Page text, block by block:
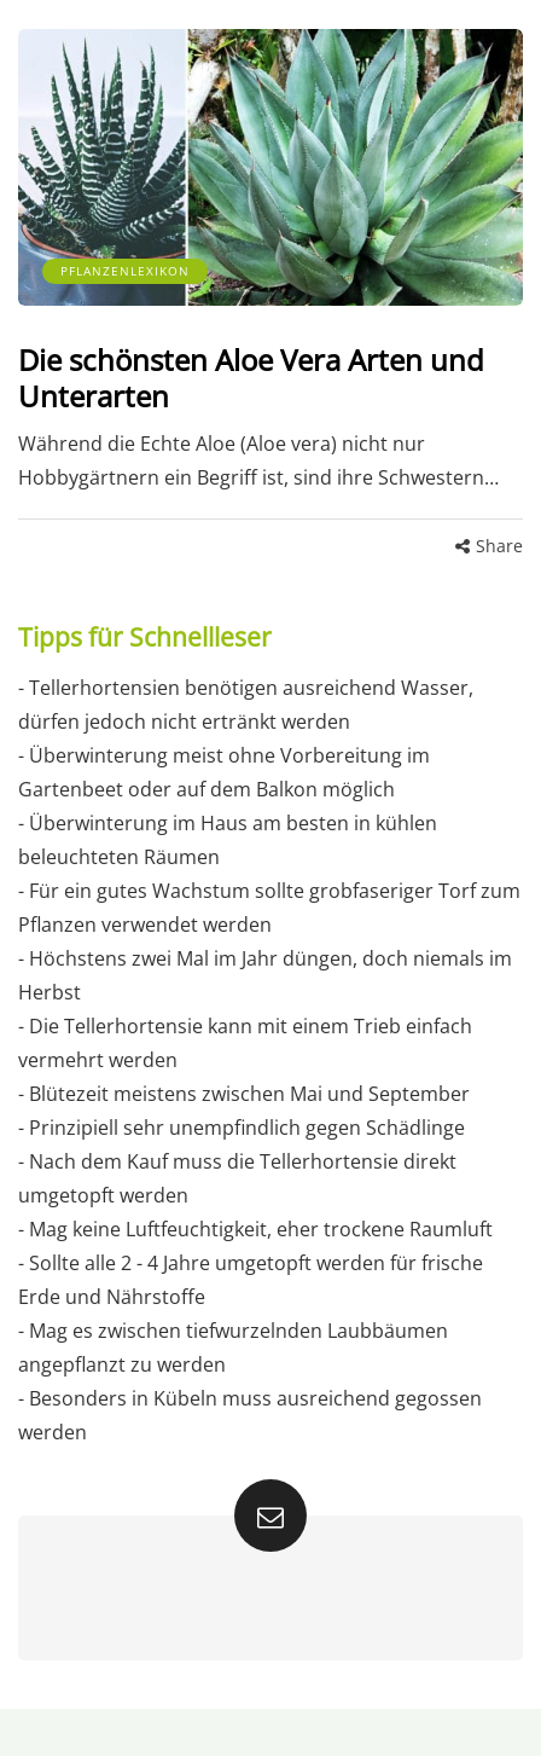
PFLANZENLEXIKON
Die schönsten Aloe Vera Arten und
Unterarten
Während die Echte Aloe (Aloe vera) nicht nur
Hobbygärtnern ein Begriff ist, sind ihre Schwestern…
Share
Tipps für Schnellleser
- Tellerhortensien benötigen ausreichend Wasser,
dürfen jedoch nicht ertränkt werden
- Überwinterung meist ohne Vorbereitung im
Gartenbeet oder auf dem Balkon möglich
- Überwinterung im Haus am besten in kühlen
beleuchteten Räumen
- Für ein gutes Wachstum sollte grobfaseriger Torf zum
Pflanzen verwendet werden
- Höchstens zwei Mal im Jahr düngen, doch niemals im
Herbst
- Die Tellerhortensie kann mit einem Trieb einfach
vermehrt werden
- Blütezeit meistens zwischen Mai und September
- Prinzipiell sehr unempfindlich gegen Schädlinge
- Nach dem Kauf muss die Tellerhortensie direkt
umgetopft werden
- Mag keine Luftfeuchtigkeit, eher trockene Raumluft
- Sollte alle 2 - 4 Jahre umgetopft werden für frische
Erde und Nährstoffe
- Mag es zwischen tiefwurzelnden Laubbäumen
angepflanzt zu werden
- Besonders in Kübeln muss ausreichend gegossen
werden